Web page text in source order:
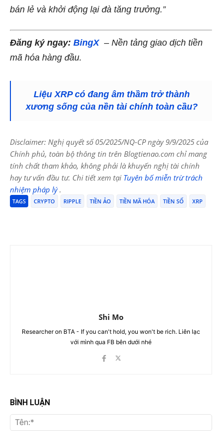
bán lẻ và khởi động lại đà tăng trưởng.”
Đăng ký ngay: BingX– Nền tảng giao dịch tiền
mã hóa hàng đầu.
Liệu XRP có đang âm thầm trở thành
xương sống của nền tài chính toàn cầu?
Disclaimer: Nghị quyết số 05/2025/NQ-CP ngày 9/9/2025 của
Chính phủ, toàn bộ thông tin trên Blogtienao.com chỉ mang
tính chất tham khảo, không phải là khuyến nghị tài chính
hay tư vấn đầu tư. Chi tiết xem tại Tuyên bố miễn trừ trách
nhiệm pháp lý.
TAGS CRYPTO RIPPLE TIỀN ẢO TIỀN MÃ HÓA TIỀN SỐ XRP
Shi Mo
Researcher on BTA - If you can't hold, you won't be rich. Liên lạc
với mình qua FB bên dưới nhé
BÌNH LUẬN